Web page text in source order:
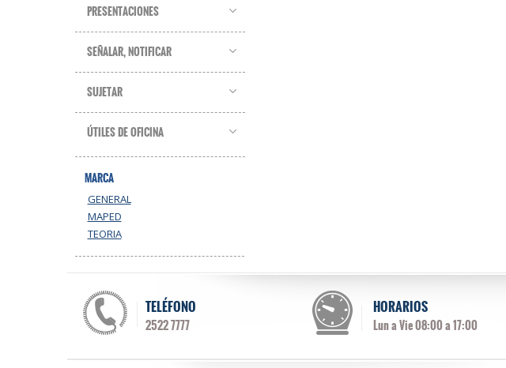
PRESENTACIONES
SEÑALAR, NOTIFICAR
SUJETAR
ÚTILES DE OFICINA
MARCA
GENERAL
MAPED
TEORIA
TELÉFONO
2522 7777
HORARIOS
Lun a Vie 08:00 a 17:00